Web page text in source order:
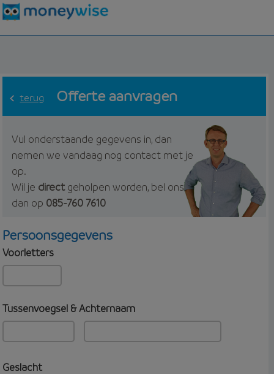
terug Offerte aanvragen
Vul onderstaande gegevens in, dan
nemen we vandaag nog contact met je
op.
Wil je directgeholpen worden, bel ons
dan op 085-760 7610
Persoonsgegevens
Voorletters
Tussenvoegsel & Achternaam
Geslacht